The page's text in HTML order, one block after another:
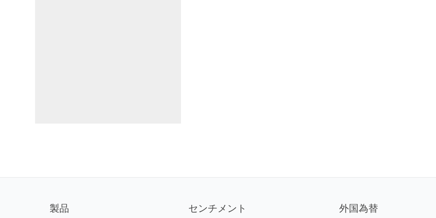
製品 センチメント 外国為替